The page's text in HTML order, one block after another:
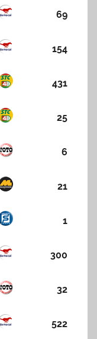
69
154
431
25
6
21
1
300
32
522